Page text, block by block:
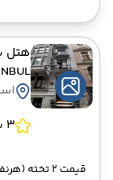
هتل
3 ستاره
قیمت 2 تخته (هرنفر)